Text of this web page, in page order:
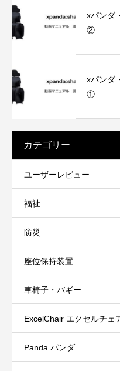
xパンダ
②
xパンダ
①
カテゴリー
ユーザーレビュー
福祉
防災
座位保持装置
車椅子・バギー
ExcelChair エクセルチェ
Panda パンダ